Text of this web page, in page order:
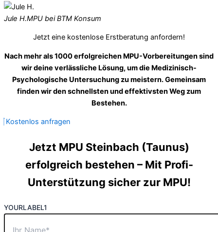
Jule H.MPU bei BTM Konsum
Jetzt eine kostenlose Erstberatung anfordern!
Nach mehr als 1000 erfolgreichen MPU-Vorbereitungen sind
wir deine verlässliche Lösung, um die Medizinisch-
Psychologische Untersuchung zu meistern. Gemeinsam
finden wir den schnellsten und effektivsten Weg zum
Bestehen.
Kostenlos anfragen
Jetzt MPU Steinbach (Taunus)
erfolgreich bestehen – Mit Profi-
Unterstützung sicher zur MPU!
YOURLABEL1